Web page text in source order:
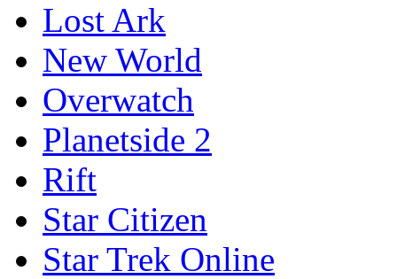
Lost Ark
New World
Overwatch
Planetside 2
Rift
Star Citizen
Star Trek Online